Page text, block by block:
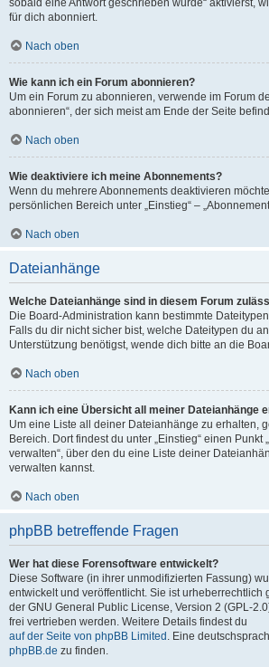
sobald eine Antwort geschrieben wurde“ aktivierst,
für dich abonniert.
Nach oben
Wie kann ich ein Forum abonnieren?
Um ein Forum zu abonnieren, verwende im Forum
abonnieren“, der sich meist am Ende der Seite
Nach oben
Wie deaktiviere ich meine Abonnements?
Wenn du mehrere Abonnements deaktivieren
persönlichen Bereich unter „Einstieg“ –
Nach oben
Dateianhänge
Welche Dateianhänge sind in diesem Forum
Die Board-Administration kann bestimmte
Falls du dir nicht sicher bist, welche Dateitypen du
Unterstützung benötigst, wende dich bitte an die
Nach oben
Kann ich eine Übersicht all meiner Dateianhänge
Um eine Liste all deiner Dateianhänge zu erhalten,
Bereich. Dort findest du unter „Einstieg“ einen Punkt
verwalten“, über den du eine Liste deiner
verwalten kannst.
Nach oben
phpBB betreffende Fragen
Wer hat diese Forensoftware entwickelt?
Diese Software (in ihrer unmodifizierten Fassung)
entwickelt und veröffentlicht. Sie ist urheberrechtlich
der GNU General Public License, Version 2 (GPL-
frei vertrieben werden. Weitere Details findest du
auf der Seite von phpBB Limited . Eine
phpBB.de zu finden.